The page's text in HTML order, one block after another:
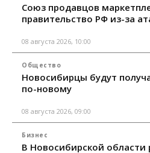
Союз продавцов
правительство РФ из-за
08 августа 2026, 10:00
Общество
Новосибирцы будут
по-новому
08 августа 2026, 09:00
Бизнес
В Новосибирской области